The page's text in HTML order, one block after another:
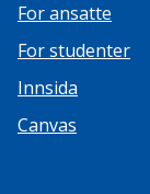
For ansatte
For studenter
Innsida
Canvas